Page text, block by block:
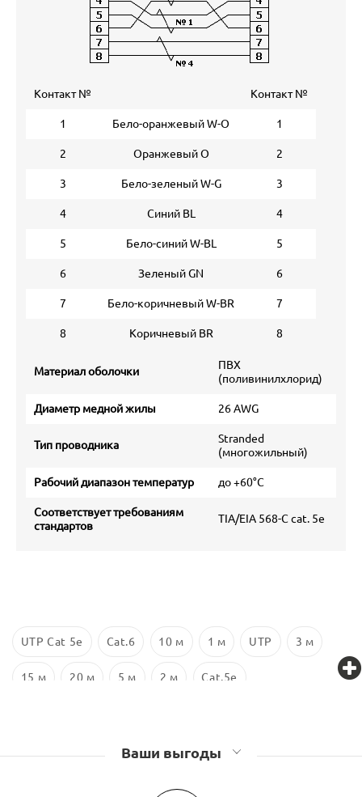
Контакт № Контакт №
1 Бело-оранжевый W-O 1
2 Оранжевый O 2
3 Бело-зеленый W-G 3
4 Синий BL 4
5 Бело-синий W-BL 5
6 Зеленый GN 6
7 Бело-коричневый W-BR 7
8 Коричневый BR 8
Материал оболочки
ПВХ
(поливинилхлорид)
Диаметр медной жилы 26 AWG
Тип проводника
Stranded
(многожильный)
Рабочий диапазон температур до +60°С
Соответствует требованиям
стандартов
TIA/EIA 568-C cat. 5e
UTP Cat 5e Cat.6 10 м 1 м UTP 3 м
15 м 20 м 5 м 2 м Cat.5e
Ваши выгоды